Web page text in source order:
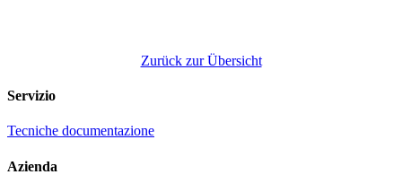
Zurück zur Übersicht
Servizio
Tecniche documentazione
Azienda